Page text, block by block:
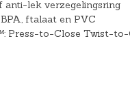
anti-lek verzegelingsring
ftalaat en PVC
Press-to-Close Twist-to-